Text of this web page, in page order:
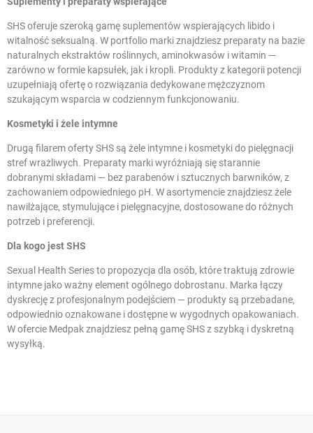
SHS oferuje szeroką gamę suplementów wspierających libido i
witalność seksualną. W portfolio marki znajdziesz preparaty na bazie
naturalnych ekstraktów roślinnych, aminokwasów i witamin —
zarówno w formie kapsułek, jak i kropli. Produkty z kategorii potencji
uzupełniają ofertę o rozwiązania dedykowane mężczyznom
szukającym wsparcia w codziennym funkcjonowaniu.
Kosmetyki i żele intymne
Drugą filarem oferty SHS są żele intymne i kosmetyki do pielęgnacji
stref wrażliwych. Preparaty marki wyróżniają się starannie
dobranymi składami — bez parabenów i sztucznych barwników, z
zachowaniem odpowiedniego pH. W asortymencie znajdziesz żele
nawilżające, stymulujące i pielęgnacyjne, dostosowane do różnych
potrzeb i preferencji.
Dla kogo jest SHS
Sexual Health Series to propozycja dla osób, które traktują zdrowie
intymne jako ważny element ogólnego dobrostanu. Marka łączy
dyskrecję z profesjonalnym podejściem — produkty są przebadane,
odpowiednio oznakowane i dostępne w wygodnych opakowaniach.
W ofercie Medpakznajdziesz pełną gamę SHS z szybką i dyskretną
wysyłką.